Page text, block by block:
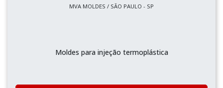
MVA MOLDES / SÃO PAULO - SP
Moldes para injeção termoplástica